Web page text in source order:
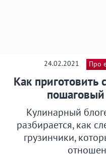
24.02.2021 Про
Как приготовить
Кулинарный
разбирается, как
грузинчики,